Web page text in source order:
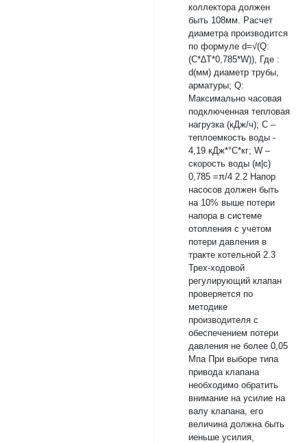
коллектора должен
быть 108мм. Расчет
диаметра производится
по формуле d=√(Q:
(C*∆T*0,785*W)), Где :
d(мм) диаметр трубы,
арматуры; Q:
Максимально часовая
подключенная тепловая
нагрузка (кДж/ч); С –
теплоемкость воды -
4,19 кДж*°С*кг; W –
скорость воды (м|c)
0,785 =π/4 2.2 Напор
насосов должен быть
на 10% выше потери
напора в системе
отопления с учетом
потери давления в
тракте котельной 2.3
Трех-ходовой
регулирующий клапан
проверяется по
методике
производителя с
обеспечением потери
давления не более 0,05
Мпа При выборе типа
привода клапана
необходимо обратить
внимание на усилие на
валу клапана, его
величина должна быть
иеньше усилия,